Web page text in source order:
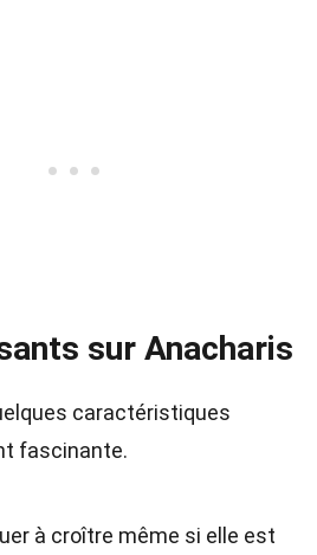
sur Anacharis
caractéristiques
fascinante.
à croître même si elle est